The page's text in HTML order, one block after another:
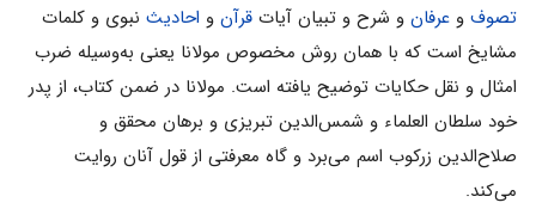
تصوف و عرفان و شرح و تبیان آیات قرآن و احادیث نبوی و کلمات
مشایخ است که با همان روش مخصوص مولانا یعنی به‌وسیله ضرب
امثال و نقل حکایات توضیح یافته است. مولانا در ضمن کتاب، از پدر
خود سلطان‌ العلماء و شمس‌الدین تبریزی و برهان محقق و
صلاح‌الدین زرکوب اسم می‌برد و گاه معرفتی از قول آنان روایت
می‌کند.